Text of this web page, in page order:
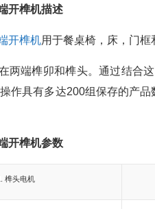
开榫机描述
开榫机用于餐桌椅，床，门框
两端榫卯和榫头。通过结合
作具有多达200组保存的产
开榫机参数
榫头电机